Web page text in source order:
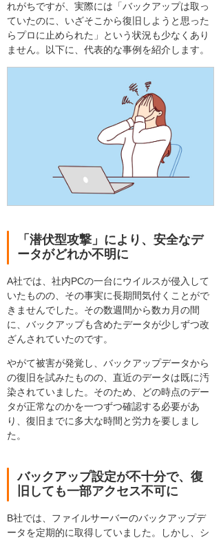
れがちですが、実際には「バックアップは取っ
ていたのに、いざそこから復旧しようと思った
らプロに止められた」という状況も少なくあり
ません。以下に、代表的な事例を紹介します。
「潜伏型攻撃」により、安全なデ
ータがどれか不明に
A社では、社内PCの一台にウイルスが侵入して
いたものの、その事実に長期間気付くことがで
きませんでした。その数週間から数カ月の間
に、バックアップも含めたデータが少しずつ改
ざんされていたのです。
やがて被害が発覚し、バックアップデータから
の復旧を試みたものの、直近のデータは既に汚
染されていました。そのため、どの時点のデー
タが正常なのかを一つずつ確認する必要があ
り、復旧までに多大な時間と労力を要しまし
た。
バックアップ設定が不十分で、復
旧しても一部アクセス不可に
B社では、ファイルサーバーのバックアップデ
ータを定期的に取得していました。しかし、シ